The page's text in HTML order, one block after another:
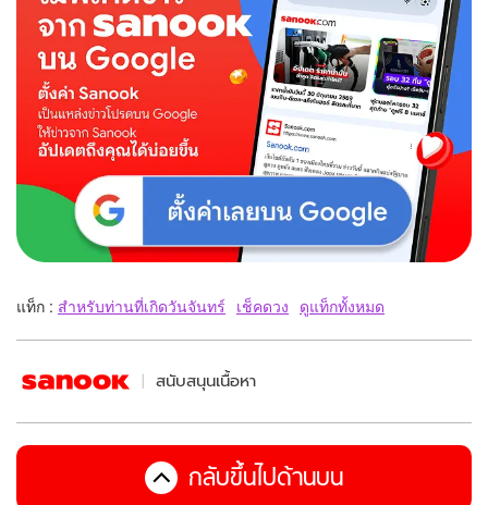
แท็ก : สำหรับท่านที่เกิดวันจันทร์ เช็คดวง ดูแท็กทั้งหมด
สนับสนุนเนื้อหา
กลับขึ้นไปด้านบน